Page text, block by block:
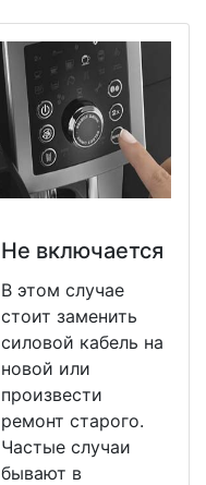
Не включается
В этом случае
стоит заменить
силовой кабель на
новой или
произвести
ремонт старого.
Частые случаи
бывают в